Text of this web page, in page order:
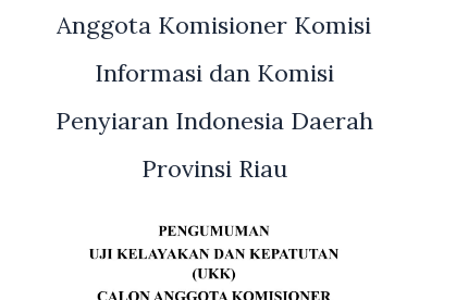
Anggota Komisioner Komisi
Informasi dan Komisi
Penyiaran Indonesia Daerah
Provinsi Riau